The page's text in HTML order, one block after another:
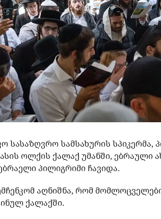
სასაზღვრო სამსახურის სპიკერმა,
ოლქის ქალაქ უმანში, ებრაული
პილიგრიმი ჩავიდა.
აღნიშნა, რომ
ქალაქში.